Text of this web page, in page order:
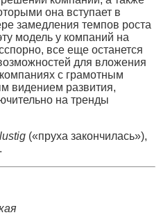
она вступает в
замедления темпов роста
модель у компаний на
все еще останется
для вложения
с грамотным
видением развития,
на тренды
(«пруха закончилась»),